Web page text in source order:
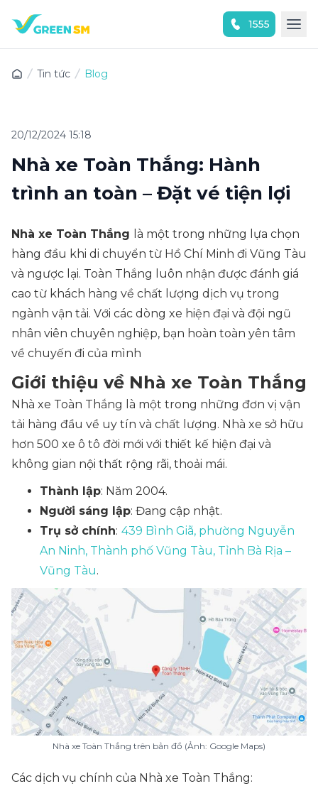
1555
Tin tức Blog
20/12/2024 15:18
Nhà xe Toàn Thắng: Hành
trình an toàn – Đặt vé tiện lợi
Nhà xe Toàn Thắng là một trong những lựa chọn
hàng đầu khi di chuyển từ Hồ Chí Minh đi Vũng Tàu
và ngược lại. Toàn Thắng luôn nhận được đánh giá
cao từ khách hàng về chất lượng dịch vụ trong
ngành vận tải. Với các dòng xe hiện đại và đội ngũ
nhân viên chuyên nghiệp, bạn hoàn toàn yên tâm
về chuyến đi của mình
Giới thiệu về Nhà xe Toàn Thắng
Nhà xe Toàn Thắng là một trong những đơn vị vận
tải hàng đầu về uy tín và chất lượng. Nhà xe sở hữu
hơn 500 xe ô tô đời mới với thiết kế hiện đại và
không gian nội thất rộng rãi, thoải mái.
Thành lập: Năm 2004.
Người sáng lập: Đang cập nhật.
Trụ sở chính: 439 Bình Giã, phường Nguyễn
An Ninh, Thành phố Vũng Tàu, Tỉnh Bà Rịa –
Vũng Tàu.
Nhà xe Toàn Thắng trên bản đồ (Ảnh: Google Maps)
Các dịch vụ chính của Nhà xe Toàn Thắng: